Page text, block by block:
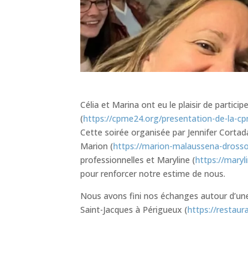
Célia et Marina ont eu le plaisir de
(https://cpme24.org/presentation-de-la-
Cette soirée organisée par Jennifer
Marion (https://marion-malaussena-
professionnelles et Maryline (https://
pour renforcer notre estime de nous.
Nous avons fini nos échanges autour
Saint-Jacques à Périgueux (https://